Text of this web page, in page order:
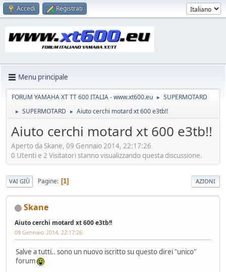
Accedi Registrati
Menu principale
FORUM YAMAHA XT TT 600 ITALIA - www.xt600.eu ► SUPERMOTARD
► SUPERMOTARD ► Aiuto cerchi motard xt 600 e3tb!!
Aiuto cerchi motard xt 600 e3tb!!
Aperto da Skane, 09 Gennaio 2014, 22:17:26
0 Utenti e 2 Visitatori stanno visualizzando questa discussione.
VAI GIÙ Pagine 1 AZIONI
Skane
Aiuto cerchi motard xt 600 e3tb!!
09 Gennaio 2014, 22:17:26
Salve a tutti.. sono un nuovo iscritto su questo direi "unico"
forum